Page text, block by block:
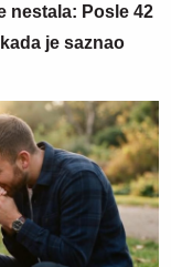
nestala: Posle 42
je saznao